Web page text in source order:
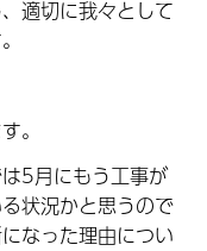
適切に我々として
。
5月にもう工事が
状況かと思うので
なった理由につい